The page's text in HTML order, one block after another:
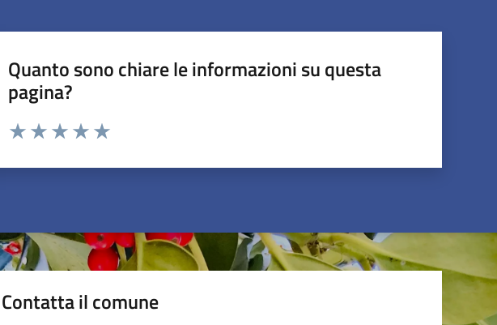
Quanto sono chiare le informazioni su questa
pagina?
Valuta da 1 a 5 stelle la pagina
Contatta il comune